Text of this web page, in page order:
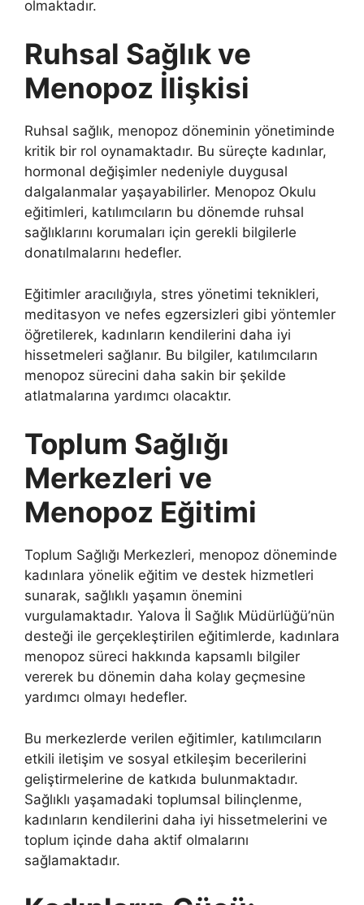
olmaktadır.
Ruhsal Sağlık ve
Menopoz İlişkisi
Ruhsal sağlık, menopoz döneminin yönetiminde
kritik bir rol oynamaktadır. Bu süreçte kadınlar,
hormonal değişimler nedeniyle duygusal
dalgalanmalar yaşayabilirler. Menopoz Okulu
eğitimleri, katılımcıların bu dönemde ruhsal
sağlıklarını korumaları için gerekli bilgilerle
donatılmalarını hedefler.
Eğitimler aracılığıyla, stres yönetimi teknikleri,
meditasyon ve nefes egzersizleri gibi yöntemler
öğretilerek, kadınların kendilerini daha iyi
hissetmeleri sağlanır. Bu bilgiler, katılımcıların
menopoz sürecini daha sakin bir şekilde
atlatmalarına yardımcı olacaktır.
Toplum Sağlığı
Merkezleri ve
Menopoz Eğitimi
Toplum Sağlığı Merkezleri, menopoz döneminde
kadınlara yönelik eğitim ve destek hizmetleri
sunarak, sağlıklı yaşamın önemini
vurgulamaktadır. Yalova İl Sağlık Müdürlüğü’nün
desteği ile gerçekleştirilen eğitimlerde, kadınlara
menopoz süreci hakkında kapsamlı bilgiler
vererek bu dönemin daha kolay geçmesine
yardımcı olmayı hedefler.
Bu merkezlerde verilen eğitimler, katılımcıların
etkili iletişim ve sosyal etkileşim becerilerini
geliştirmelerine de katkıda bulunmaktadır.
Sağlıklı yaşamadaki toplumsal bilinçlenme,
kadınların kendilerini daha iyi hissetmelerini ve
toplum içinde daha aktif olmalarını
sağlamaktadır.